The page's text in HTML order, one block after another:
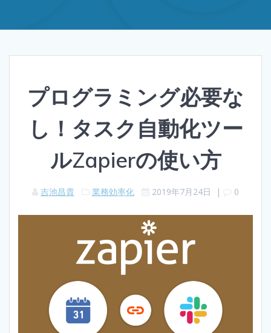
プログラミング必要な
し！タスク自動化ツー
ルZapierの使い方
吉池昌貴 業務効率化 2019年7月24日 | 0